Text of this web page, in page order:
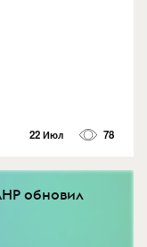
22 Июл 78
обновил